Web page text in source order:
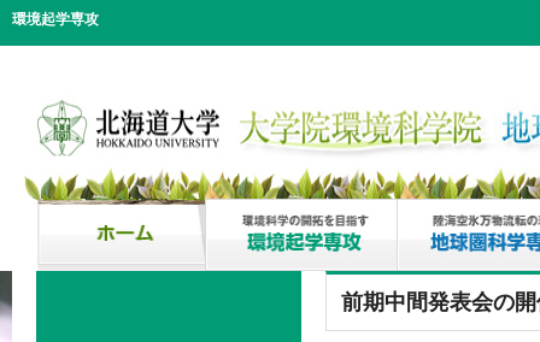
環境起学専攻
前期中間発表会の